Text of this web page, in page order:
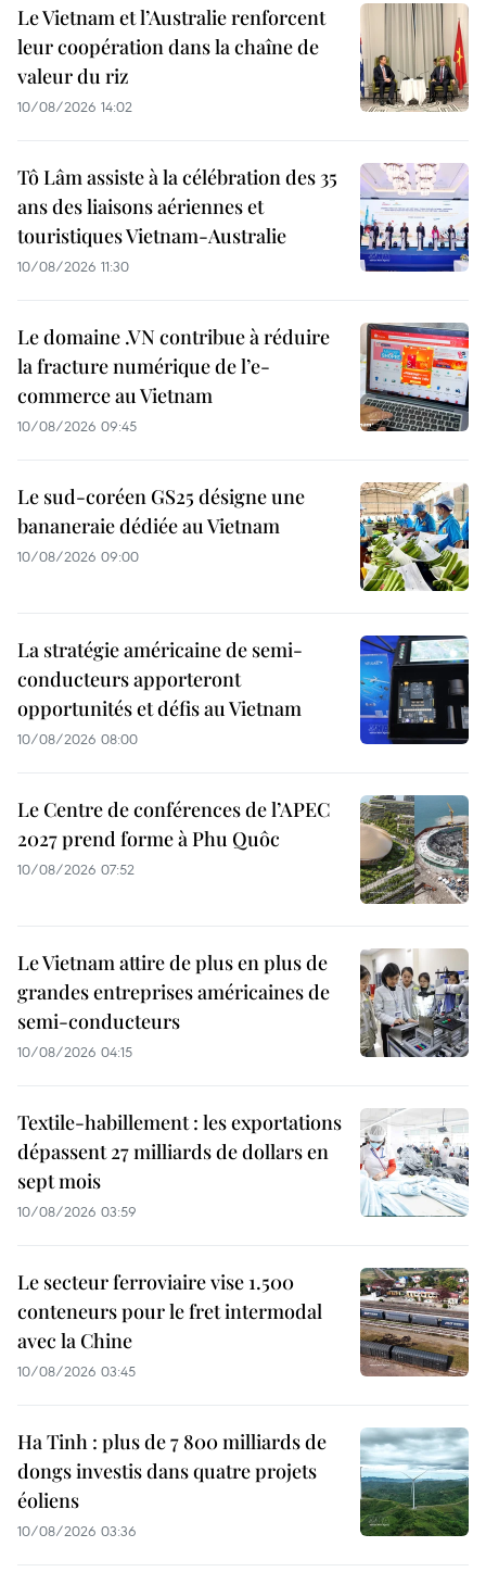
Le Vietnam et l’Australie renforcent
leur coopération dans la chaîne de
valeur du riz
10/08/2026 14:02
Tô Lâm assiste à la célébration des 35
ans des liaisons aériennes et
touristiques Vietnam-Australie
10/08/2026 11:30
Le domaine .VN contribue à réduire
la fracture numérique de l’e-
commerce au Vietnam
10/08/2026 09:45
Le sud-coréen GS25 désigne une
bananeraie dédiée au Vietnam
10/08/2026 09:00
La stratégie américaine de semi-
conducteurs apporteront
opportunités et défis au Vietnam
10/08/2026 08:00
Le Centre de conférences de l’APEC
2027 prend forme à Phu Quôc
10/08/2026 07:52
Le Vietnam attire de plus en plus de
grandes entreprises américaines de
semi-conducteurs
10/08/2026 04:15
Textile-habillement : les exportations
dépassent 27 milliards de dollars en
sept mois
10/08/2026 03:59
Le secteur ferroviaire vise 1.500
conteneurs pour le fret intermodal
avec la Chine
10/08/2026 03:45
Ha Tinh : plus de 7 800 milliards de
dongs investis dans quatre projets
éoliens
10/08/2026 03:36